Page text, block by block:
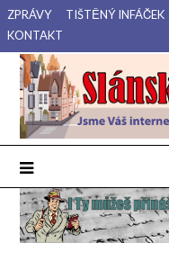
Přejdi
na
obsah
ZPRÁVY TIŠTĚNÝ INFÁČEK
KONTAKT
Váš internetový deník a